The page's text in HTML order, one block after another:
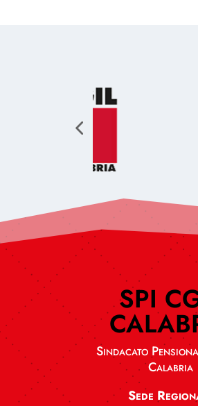
SPI
Sindacato
Calabria
Sede